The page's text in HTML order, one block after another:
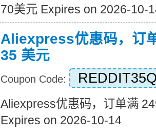
70美元 Expires on 2026-10-
Aliexpress优惠码，订
35 美元
Coupon Code:
Aliexpress优惠码，订单满
Expires on 2026-10-14